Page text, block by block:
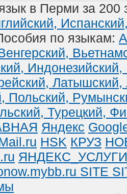
в Перми за 200
по языкам:
Индонезийский,
Латышский,
Польский,
Турецкий,
Яндекс
HSK КРУЗ
ЯНДЕКС_УСЛУГИ
SITE